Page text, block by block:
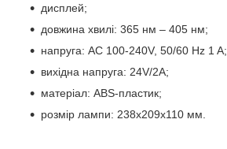
дисплей;
довжина хвилі: 365 нм – 405 нм;
напруга: AC 100-240V, 50/60 Hz 1 A;
вихідна напруга: 24V/2A;
матеріал: ABS-пластик;
розмір лампи: 238х209х110 мм.